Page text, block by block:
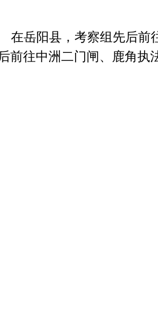
在岳阳县，考察组先后前
前往中洲二门闸、鹿角执